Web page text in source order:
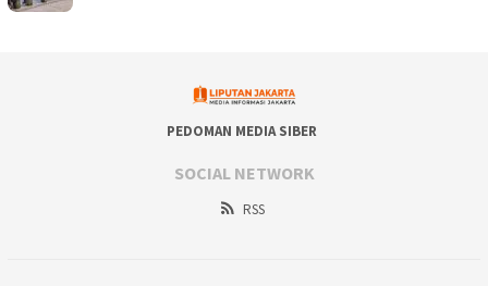
PEDOMAN MEDIA SIBER
SOCIAL NETWORK
RSS